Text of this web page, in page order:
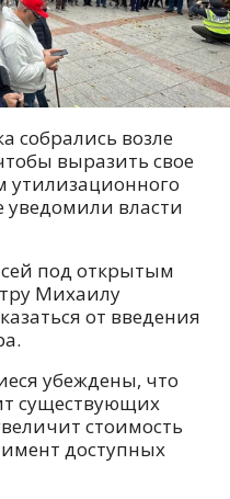
собрались возле
выразить свое
утилизационного
уведомили власти
под открытым
Михаилу
от введения
убеждены, что
существующих
стоимость
доступных